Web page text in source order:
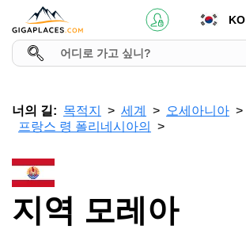
KO
너의 길: 목적지 세계
오세아니아
프랑스 령 폴리네시아의
지역 모레아